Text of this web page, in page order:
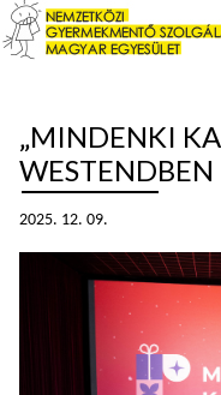
„MINDENKI
WESTENDBEN
2025. 12. 09.